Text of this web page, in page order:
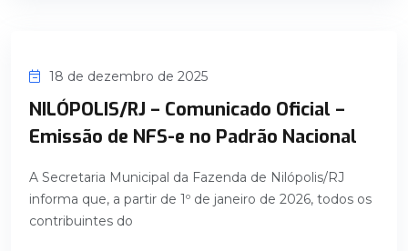
18 de dezembro de 2025
NILÓPOLIS/RJ – Comunicado Oficial –
Emissão de NFS-e no Padrão Nacional
A Secretaria Municipal da Fazenda de Nilópolis/RJ
informa que, a partir de 1º de janeiro de 2026, todos os
contribuintes do